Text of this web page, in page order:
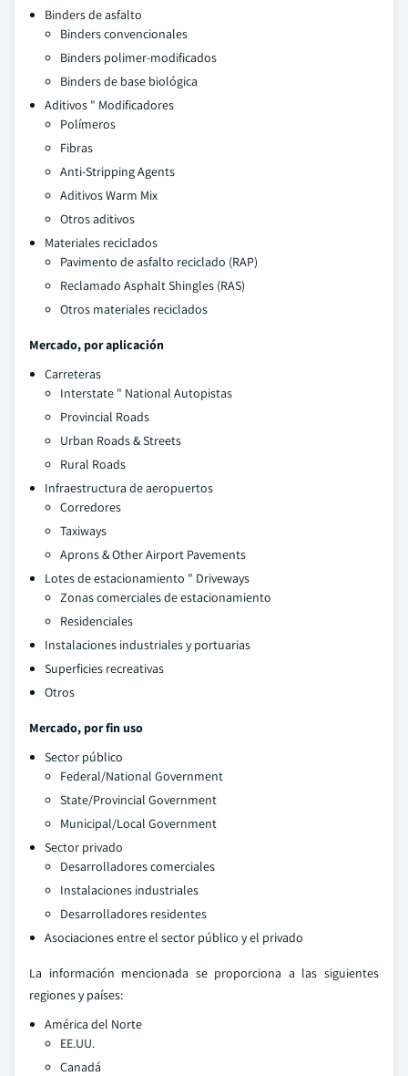
Binders de asfalto
Binders convencionales
Binders polimer-modificados
Binders de base biológica
Aditivos " Modificadores
Polímeros
Fibras
Anti-Stripping Agents
Aditivos Warm Mix
Otros aditivos
Materiales reciclados
Pavimento de asfalto reciclado (RAP)
Reclamado Asphalt Shingles (RAS)
Otros materiales reciclados
Mercado, por aplicación
Carreteras
Interstate " National Autopistas
Provincial Roads
Urban Roads & Streets
Rural Roads
Infraestructura de aeropuertos
Corredores
Taxiways
Aprons & Other Airport Pavements
Lotes de estacionamiento " Driveways
Zonas comerciales de estacionamiento
Residenciales
Instalaciones industriales y portuarias
Superficies recreativas
Otros
Mercado, por fin uso
Sector público
Federal/National Government
State/Provincial Government
Municipal/Local Government
Sector privado
Desarrolladores comerciales
Instalaciones industriales
Desarrolladores residentes
Asociaciones entre el sector público y el privado
La información mencionada se proporciona a las siguientes
regiones y países:
América del Norte
EE.UU.
Canadá